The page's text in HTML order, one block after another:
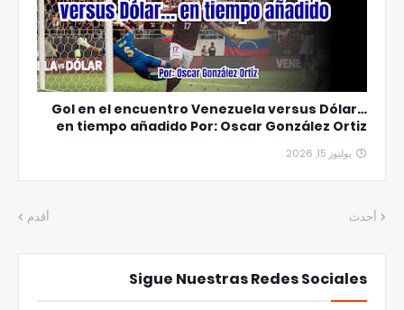
Gol en el encuentro Venezuela versus Dólar…
en tiempo añadido Por: Oscar González Ortiz
يوليوز 15, 2026
أحدث أقدم
Sigue Nuestras Redes Sociales